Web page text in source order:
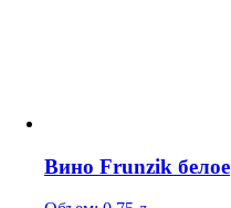
Вино Frunzik белое